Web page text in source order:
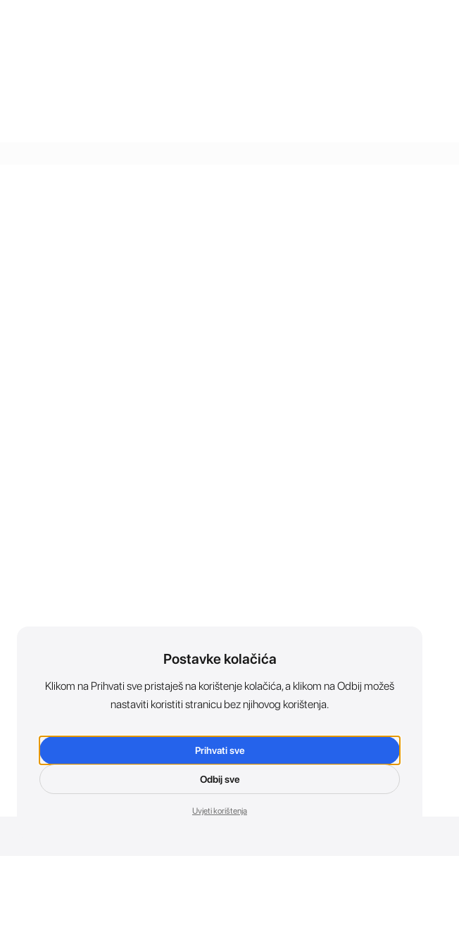
Postavke kolačića
Klikom na Prihvati sve pristaješ na korištenje kolačića, a klikom na Odbij možeš
nastaviti koristiti stranicu bez njihovog korištenja.
Prihvati sve
Odbij sve
Uvjeti korištenja